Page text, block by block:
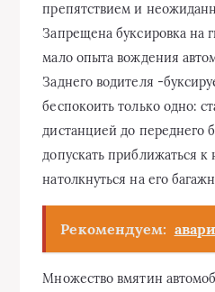
препятствием и
Запрещена буксировка на
мало опыта вождения
Заднего водителя -
беспокоить только одно:
дистанцией до переднего
допускать приближаться к
натолкнуться на его
Рекомендуем:
Множество вмятин